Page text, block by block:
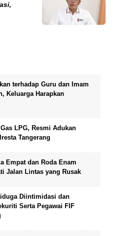
terhadap Guru dan Imam
Keluarga Harapkan
LPG, Resmi Adukan
Tangerang
Empat dan Roda Enam
Jalan Lintas yang Rusak
Diintimidasi dan
Serta Pegawai FIF